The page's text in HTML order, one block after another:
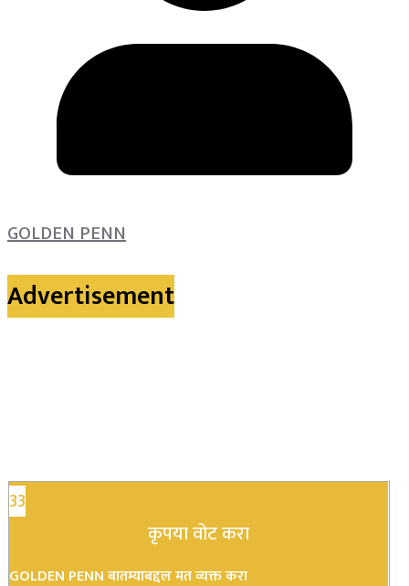
GOLDEN PENN
Advertisement
33
कृपया वोट करा
GOLDEN PENN बातम्याबद्दल मत व्यक्त करा